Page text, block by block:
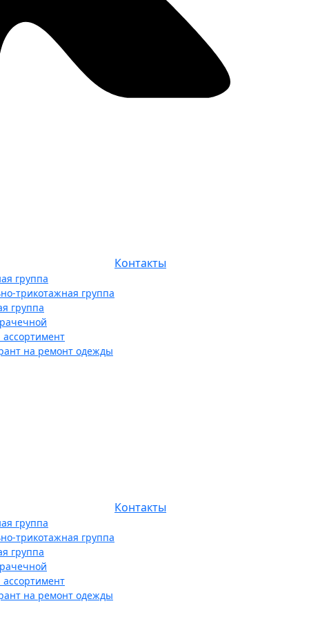
группа
трикотажная группа
группа
на ремонт одежды
Контакты
группа
трикотажная группа
группа
на ремонт одежды
Контакты